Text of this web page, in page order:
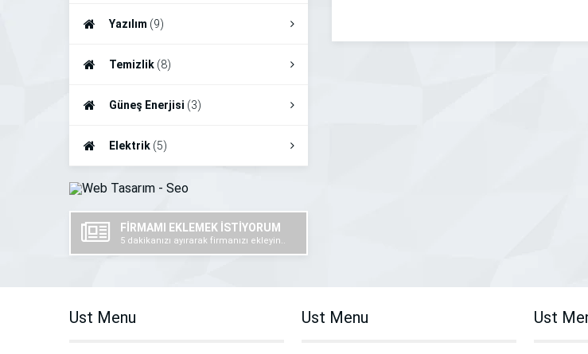
Yazılım (9)
Temizlik (8)
Güneş Enerjisi (3)
Elektrik (5)
FİRMAMI EKLEMEK İSTİYORUM
5 dakikanızı ayırarak firmanızı ekleyin..
son sistem nakliye
Ust Menu Ust Menu Ust